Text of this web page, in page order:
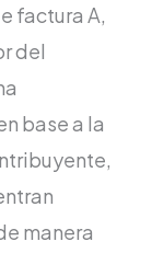
factura A,
del
base a la
manera